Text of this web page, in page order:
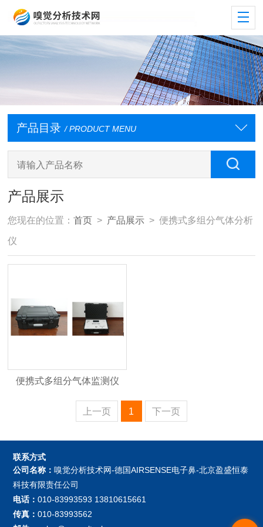
产品目录 / PRODUCT MENU
产品展示
您现在的位置：首页 > 产品展示 > 便携式多组分气体分析
仪
便携式多组分气体监测仪
上一页 1 下一页
联系方式
公司名称：嗅觉分析技术网-德国AIRSENSE电子鼻-北京盈盛恒泰
科技有限责任公司
电话：010-83993593 13810615661
传真：010-83993562